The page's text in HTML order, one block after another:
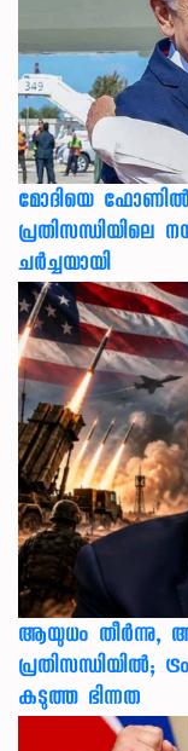
മോദിയെ ഫോണിൽ
പ്രതിസന്ധിയിലെ
ചർച്ചയായി
ആയുധം തീർന്നു,
പ്രതിസന്ധിയിൽ;
കടുത്ത ഭിന്നത